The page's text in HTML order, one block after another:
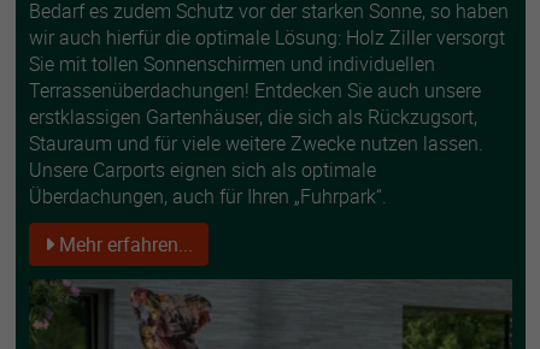
Bedarf es zudem Schutz vor der starken Sonne, so haben
wir auch hierfür die optimale Lösung: Holz Ziller versorgt
Sie mit tollen Sonnenschirmen und individuellen
Terrassenüberdachungen! Entdecken Sie auch unsere
erstklassigen Gartenhäuser, die sich als Rückzugsort,
Stauraum und für viele weitere Zwecke nutzen lassen.
Unsere Carports eignen sich als optimale
Überdachungen, auch für Ihren „Fuhrpark“.
Mehr erfahren...